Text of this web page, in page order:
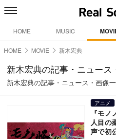
HOME MUSIC
HOME MOVIE 新木宏典
新木宏典の記事・ニュース
新木宏典の記事・ニュース・画像
アニメ
『モ
人目の
声で初